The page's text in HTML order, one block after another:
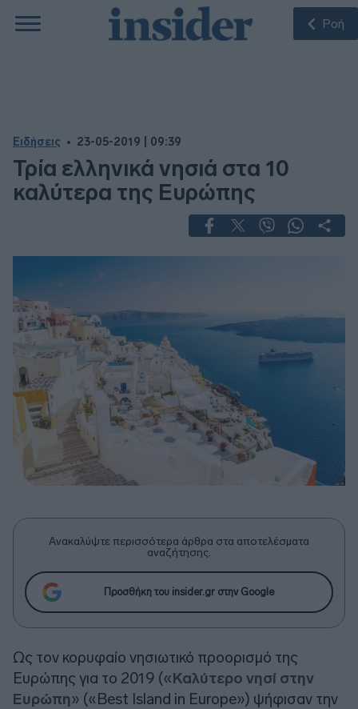
Ροή
Ειδήσεις 23-05-2019 | 09:39
Τρία ελληνικά νησιά στα 10
καλύτερα της Ευρώπης
Ανακαλύψτε περισσότερα άρθρα στα αποτελέσματα
αναζήτησης.
Προσθήκη του insider.gr στην Google
Ως τον κορυφαίο νησιωτικό προορισμό της
Ευρώπης για το 2019 («Καλύτερο νησί στην
Ευρώπη» («Best Island in Europe») ψήφισαν την